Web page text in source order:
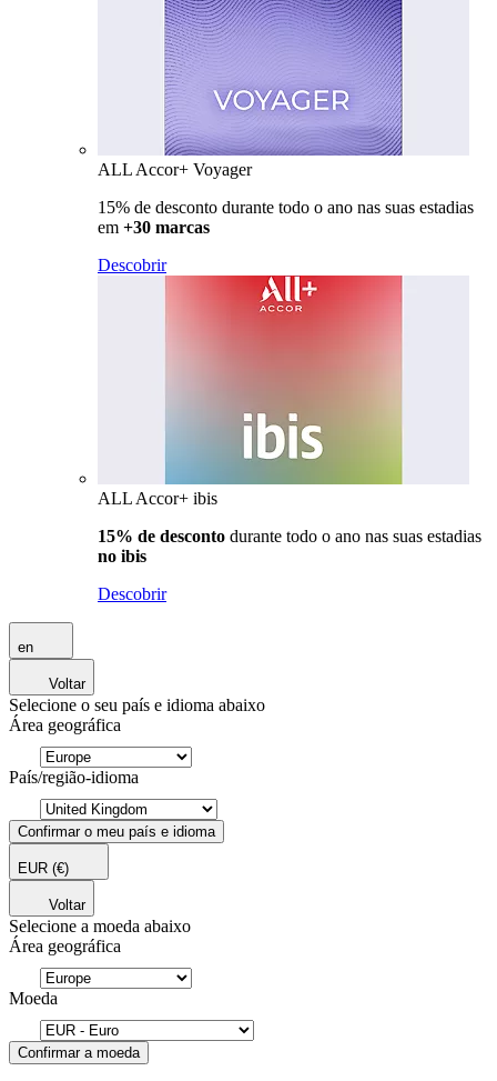
ALL Accor+ Voyager
15% de desconto durante todo o ano nas suas estadias
em +30 marcas
Descobrir
ALL Accor+ ibis
15% de desconto durante todo o ano nas suas estadias
no ibis
Descobrir
en
Voltar
Selecione o seu país e idioma abaixo
Área geográfica
País/região-idioma
Confirmar o meu país e idioma
EUR (€)
Voltar
Selecione a moeda abaixo
Área geográfica
Moeda
Confirmar a moeda